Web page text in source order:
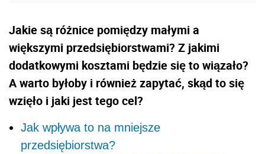
Jakie są różnice pomiędzy małymi a
większymi przedsiębiorstwami? Z jakimi
dodatkowymi kosztami będzie się to wiązało?
A warto byłoby i również zapytać, skąd to się
wzięło i jaki jest tego cel?
Jak wpływa to na mniejsze
przedsiębiorstwa?